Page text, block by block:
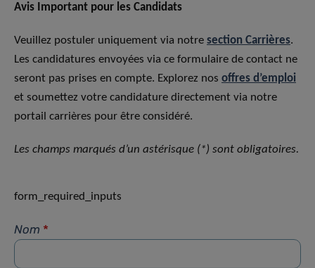
Avis Important pour les Candidats
Veuillez postuler uniquement via notre section Carrières.
Les candidatures envoyées via ce formulaire de contact ne
seront pas prises en compte. Explorez nos offres d’emploi
et soumettez votre candidature directement via notre
portail carrières pour être considéré.
Les champs marqués d’un astérisque (*) sont obligatoires.
form_required_inputs
Nom *